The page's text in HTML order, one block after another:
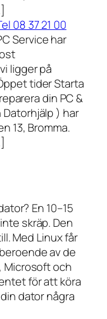
08 37 21 00
Service har
ligger på
tider Starta
din PC &
Datorhjälp ) har
13, Bromma.
En 10–15
skräp. Den
Med Linux får
av de
Microsoft och
för att köra
dator några